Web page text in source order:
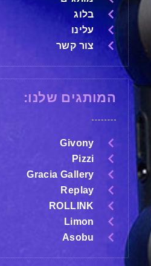
בלוג
עלינו
צור קשר
המותגים שלנו:
Givony
Pizzi
Gracia Gallery
Replay
ROLLINK
Limon
Asobu